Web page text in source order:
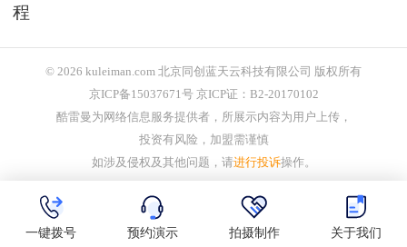
程
© 2026 kuleiman.com 北京同创蓝天云科技有限公司 版权所有
京ICP备15037671号 京ICP证：B2-20170102
酷雷曼为网络信息服务提供者，所展示内容为用户上传，
投资有风险，加盟需谨慎
如涉及侵权及其他问题，请进行投诉操作。
一键拨号 预约演示 拍摄制作 关于我们